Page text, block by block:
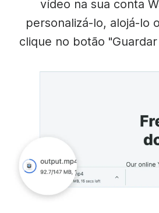
vídeo na sua conta
personalizá-lo, alojá-lo
clique no botão